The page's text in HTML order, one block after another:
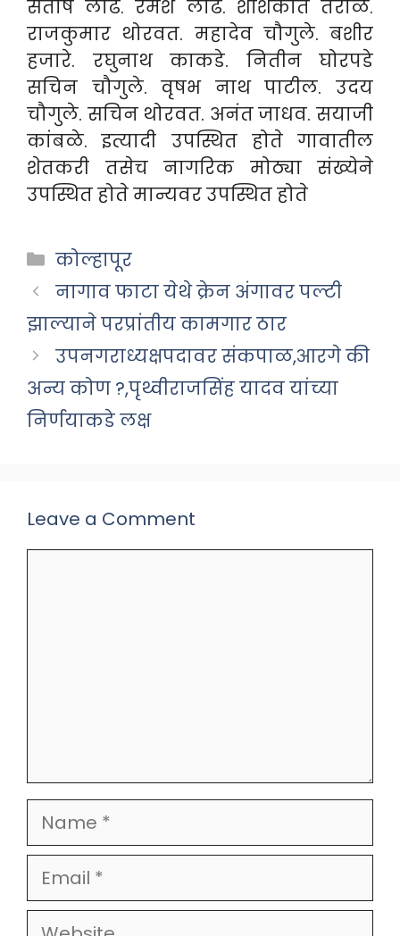
संतोष लोंढे. रमेश लोंढे. शशिकांत तराळ.
राजकुमार थोरवत. महादेव चौगुले. बशीर
हजारे. रघुनाथ काकडे. नितीन घोरपडे
सचिन चौगुले. वृषभ नाथ पाटील. उदय
चौगुले. सचिन थोरवत. अनंत जाधव. सयाजी
कांबळे. इत्यादी उपस्थित होतेगावातील
शेतकरी तसेच नागरिक मोठ्या संख्येने
उपस्थित होते मान्यवर उपस्थित होते
Categories
कोल्हापूर
नागाव फाटा येथे क्रेन अंगावर पल्टी
झाल्याने परप्रांतीय कामगार ठार
उपनगराध्यक्षपदावर संकपाळ,आरगे की
अन्य कोण ?,पृथ्वीराजसिंह यादव यांच्या
निर्णयाकडे लक्ष
Leave a Comment
Name
Email
Website